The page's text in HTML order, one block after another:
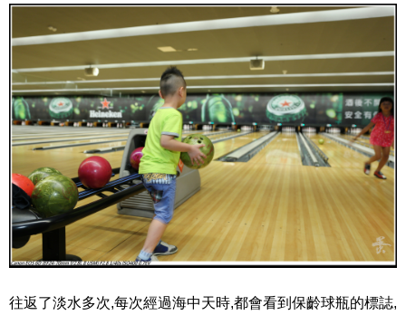
往返了淡水多次,每次經過海中天時,都會看到保齡球瓶的標誌,